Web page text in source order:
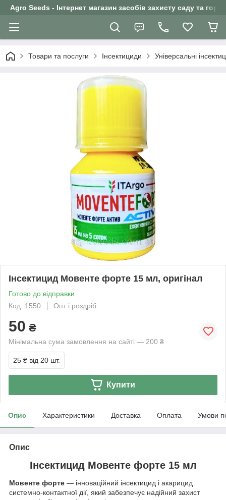
Agro Seeds - Інтернет магазин засобів захисту саду та
Товари та послуги Інсектициди Універсальні
Інсектицид Мовенте форте 15 мл, оригінал
Готово до відправки
Код: 1550
Опт і роздріб
50 ₴
Мінімальна сума замовлення на сайті — 200 ₴
25 ₴ від 20 шт.
Купити
Опис Характеристики Доставка Оплата Умови
Опис
Інсектицид Мовенте форте 15 мл
Мовенте форте — інноваційний інсектицид і акарицид
системно-контактної дії, який забезпечує надійний захист